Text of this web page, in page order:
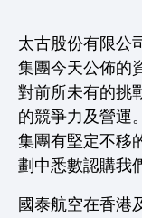
太古股份有限公
集團今天公佈的
對前所未有的挑
的競爭力及營運
集團有堅定不移
劃中悉數認購我
國泰航空在香港